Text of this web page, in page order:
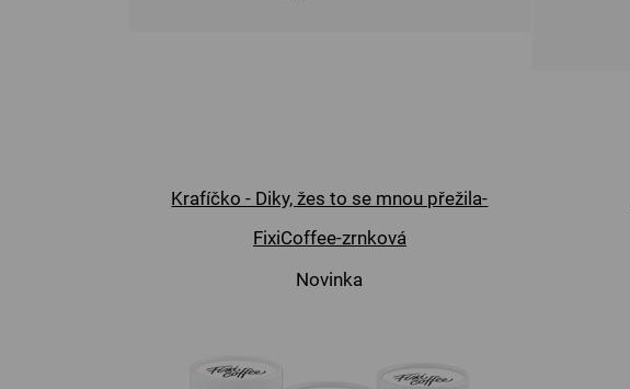
Krafíčko - Diky, žes to se mnou přežila-
FixiCoffee-zrnková
Novinka